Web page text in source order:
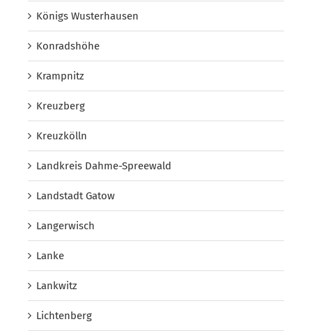
Königs Wusterhausen
Konradshöhe
Krampnitz
Kreuzberg
Kreuzkölln
Landkreis Dahme-Spreewald
Landstadt Gatow
Langerwisch
Lanke
Lankwitz
Lichtenberg